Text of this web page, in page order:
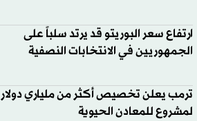
ارتفاع سعر البوريتو قد يرتد سلباً على
الجمهوريين في الانتخابات النصفية
ترمب يعلن تخصيص أكثر من ملياري دولار
لمشروع للمعادن الحيوية